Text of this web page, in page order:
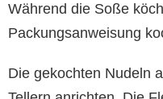
Während die Soße
Packungsanweisung
Die gekochten Nudeln